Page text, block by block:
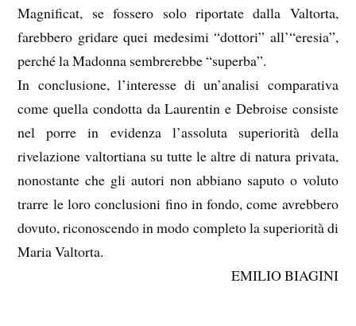
Magnificat, se fossero solo riportate dalla Valtorta,
farebbero gridare quei medesimi “dottori” all’“eresia”,
perché la Madonna sembrerebbe “superba”.
In conclusione, l’interesse di un’analisi comparativa
come quella condotta da Laurentin e Debroise consiste
nel porre in evidenza l’assoluta superiorità della
rivelazione valtortiana su tutte le altre di natura privata,
nonostante che gli autori non abbiano saputo o voluto
trarre le loro conclusioni fino in fondo, come avrebbero
dovuto, riconoscendo in modo completo la superiorità di
Maria Valtorta.
EMILIO BIAGINI